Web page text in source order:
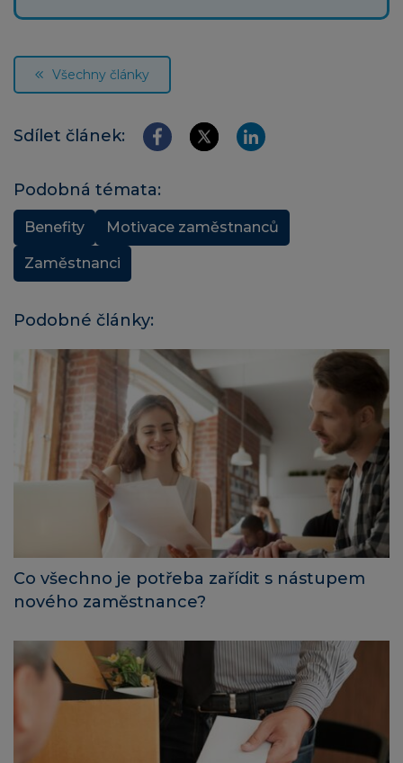
Všechny články
Sdílet článek:
Podobná témata:
Benefity Motivace zaměstnanců
Zaměstnanci
Podobné články:
Co všechno je potřeba zařídit s nástupem
nového zaměstnance?